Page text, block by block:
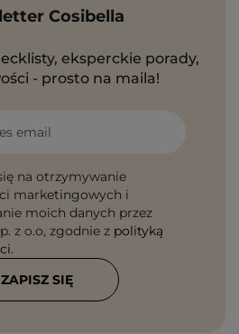
Cosibella
eksperckie porady,
- prosto na maila!
email
na otrzymywanie
marketingowych i
moich danych przez
z o.o, zgodnie z polityką
.
ZAPISZ SIĘ